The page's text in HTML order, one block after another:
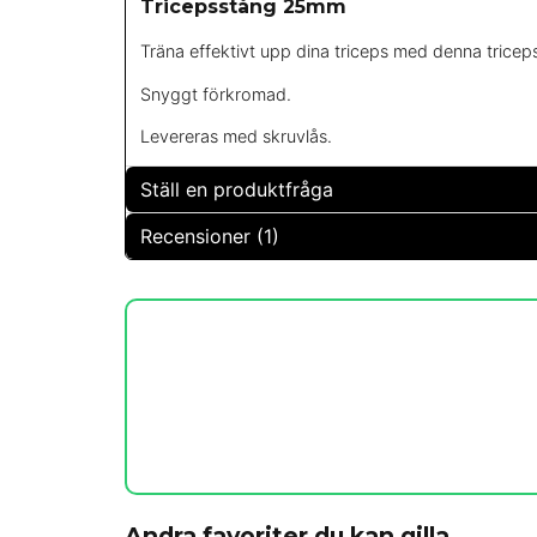
Tricepsstång 25mm
Träna effektivt upp dina triceps med denna
Snyggt förkromad.
Levereras med skruvlås.
Ställ en produktfråga
question
Fråga oss något om denna produkten...
Ja, ni får publicera min fråga
Recensioner (1)
Andreas